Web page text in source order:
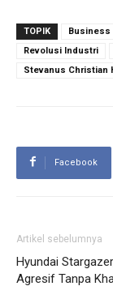
TOPIK Business
Revolusi Industri
Stevanus Christian
Facebook
Artikel sebelumnya
Hyundai
Agresif Tanpa